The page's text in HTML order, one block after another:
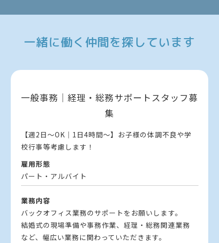
一緒に働く仲間を探しています
一般事務｜経理・総務サポートスタッフ募
集
【週2日～OK｜1日4時間～】お子様の体調不良や学
校行事等考慮します！
雇用形態
パート・アルバイト
業務内容
バックオフィス業務のサポートをお願いします。
結婚式の現場準備や事務作業、経理・総務関連業務
など、幅広い業務に関わっていただきます。